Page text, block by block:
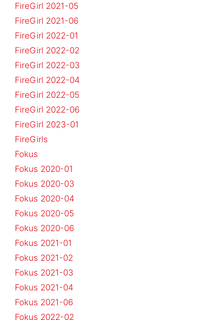
FireGirl 2021-05
FireGirl 2021-06
FireGirl 2022-01
FireGirl 2022-02
FireGirl 2022-03
FireGirl 2022-04
FireGirl 2022-05
FireGirl 2022-06
FireGirl 2023-01
FireGirls
Fokus
Fokus 2020-01
Fokus 2020-03
Fokus 2020-04
Fokus 2020-05
Fokus 2020-06
Fokus 2021-01
Fokus 2021-02
Fokus 2021-03
Fokus 2021-04
Fokus 2021-06
Fokus 2022-02